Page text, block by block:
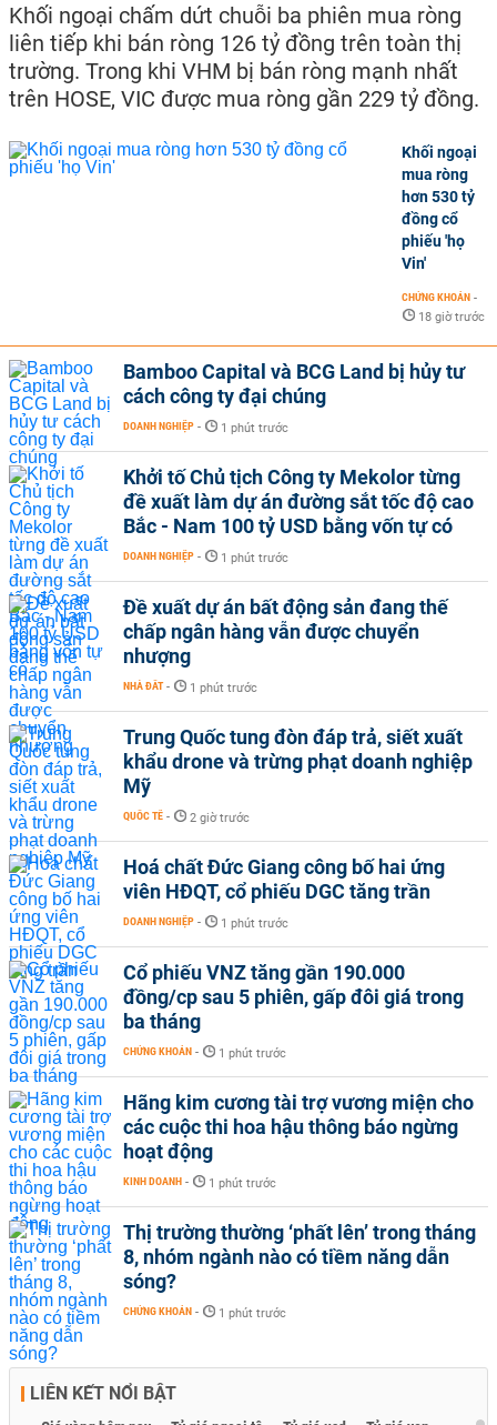
Khối ngoại chấm dứt chuỗi ba phiên mua ròng
liên tiếp khi bán ròng 126 tỷ đồng trên toàn thị
trường. Trong khi VHM bị bán ròng mạnh nhất
trên HOSE, VIC được mua ròng gần 229 tỷ đồng.
Khối ngoại
mua ròng
hơn 530 tỷ
đồng cổ
phiếu 'họ
Vin'
CHỨNG KHOÁN -
18 giờ trước
Bamboo Capital và BCG Land bị hủy tư
cách công ty đại chúng
DOANH NGHIỆP - 1 phút trước
Khởi tố Chủ tịch Công ty Mekolor từng
đề xuất làm dự án đường sắt tốc độ cao
Bắc - Nam 100 tỷ USD bằng vốn tự có
DOANH NGHIỆP - 1 phút trước
Đề xuất dự án bất động sản đang thế
chấp ngân hàng vẫn được chuyển
nhượng
NHÀ ĐẤT - 1 phút trước
Trung Quốc tung đòn đáp trả, siết xuất
khẩu drone và trừng phạt doanh nghiệp
Mỹ
QUỐC TẾ - 2 giờ trước
Hoá chất Đức Giang công bố hai ứng
viên HĐQT, cổ phiếu DGC tăng trần
DOANH NGHIỆP - 1 phút trước
Cổ phiếu VNZ tăng gần 190.000
đồng/cp sau 5 phiên, gấp đôi giá trong
ba tháng
CHỨNG KHOÁN - 1 phút trước
Hãng kim cương tài trợ vương miện cho
các cuộc thi hoa hậu thông báo ngừng
hoạt động
KINH DOANH - 1 phút trước
Thị trường thường ‘phất lên’ trong tháng
8, nhóm ngành nào có tiềm năng dẫn
sóng?
CHỨNG KHOÁN - 1 phút trước
LIÊN KẾT NỔI BẬT